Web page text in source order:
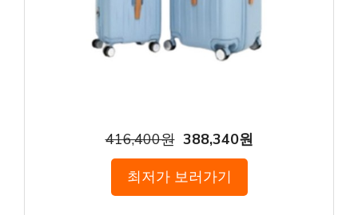
416,400원 388,340원
최저가 보러가기